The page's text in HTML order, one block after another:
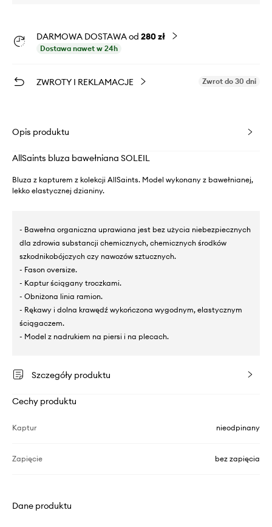
DARMOWA DOSTAWA od 280 zł
Dostawa nawet w 24h
ZWROTY I REKLAMACJE Zwrot do 30 dni
Opis produktu
AllSaints bluza bawełniana SOLEIL
Bluza z kapturem z kolekcji AllSaints. Model wykonany z bawełnianej,
lekko elastycznej dzianiny.
- Bawełna organiczna uprawiana jest bez użycia niebezpiecznych
dla zdrowia substancji chemicznych, chemicznych środków
szkodnikobójczych czy nawozów sztucznych.
- Fason oversize.
- Kaptur ściągany troczkami.
- Obniżona linia ramion.
- Rękawy i dolna krawędź wykończona wygodnym, elastycznym
ściągaczem.
- Model z nadrukiem na piersi i na plecach.
Szczegóły produktu
Cechy produktu
Kaptur nieodpinany
Zapięcie bez zapięcia
Dane produktu